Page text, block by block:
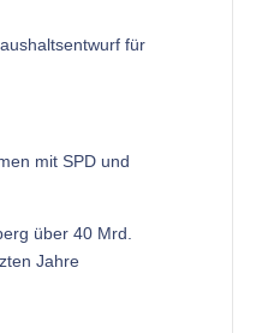
für
mit SPD und
über 40 Mrd.
Jahre